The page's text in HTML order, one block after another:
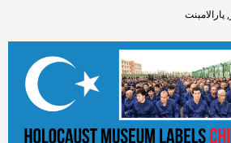
, پارالامېنت